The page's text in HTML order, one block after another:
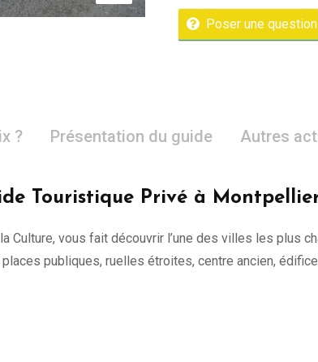
Poser une question
? Présentation du guide Autres
Touristique Privé à
Culture, vous fait découvrir l’une des villes les plus
publiques, ruelles étroites, centre ancien,